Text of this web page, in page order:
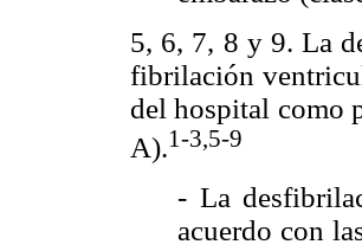
5, 6, 7, 8 y 9. La
fibrilación
del hospital como
A).1-3,5-9
- La
acuerdo con